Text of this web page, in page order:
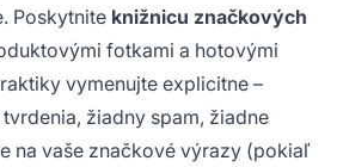
Poskytnite knižnicu značkových
fotkami a hotovými
vymenujte explicitne –
žiadny spam, žiadne
na vaše značkové výrazy (pokiaľ